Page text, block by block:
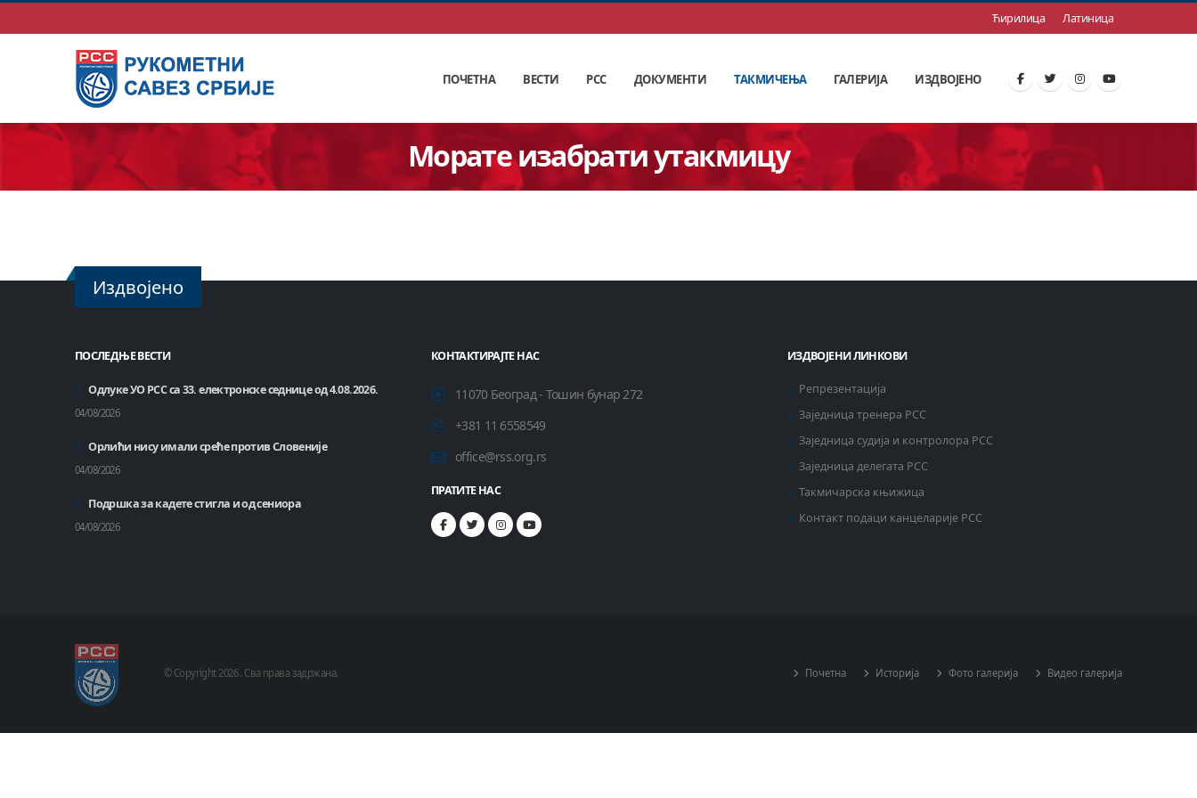
Ћирилица Латиница
ПОЧЕТНА ВЕСТИ РСС ДОКУМЕНТИ ТАКМИЧЕЊА ГАЛЕРИЈА ИЗДВОЈЕНО
Морате изабрати утакмицу
Издвојено
ПОСЛЕДЊЕ ВЕСТИ
Одлуке УО РСС са 33. електронске седнице од 4.08.2026.
04/08/2026
Орлићи нису имали среће против Словеније
04/08/2026
Подршка за кадете стигла и од сениора
04/08/2026
КОНТАКТИРАЈТЕ НАС
11070 Београд - Тошин бунар 272
+381 11 6558549
office@rss.org.rs
ПРАТИТЕ НАС
ИЗДВОЈЕНИ ЛИНКОВИ
Репрезентација
Заједница тренера РСС
Заједница судија и контролора РСС
Заједница делегата РСС
Такмичарска књижица
Контакт подаци канцеларије РСС
© Copyright 2026 . Сва права задржана. Почетна Историја Фото галерија Видео галерија